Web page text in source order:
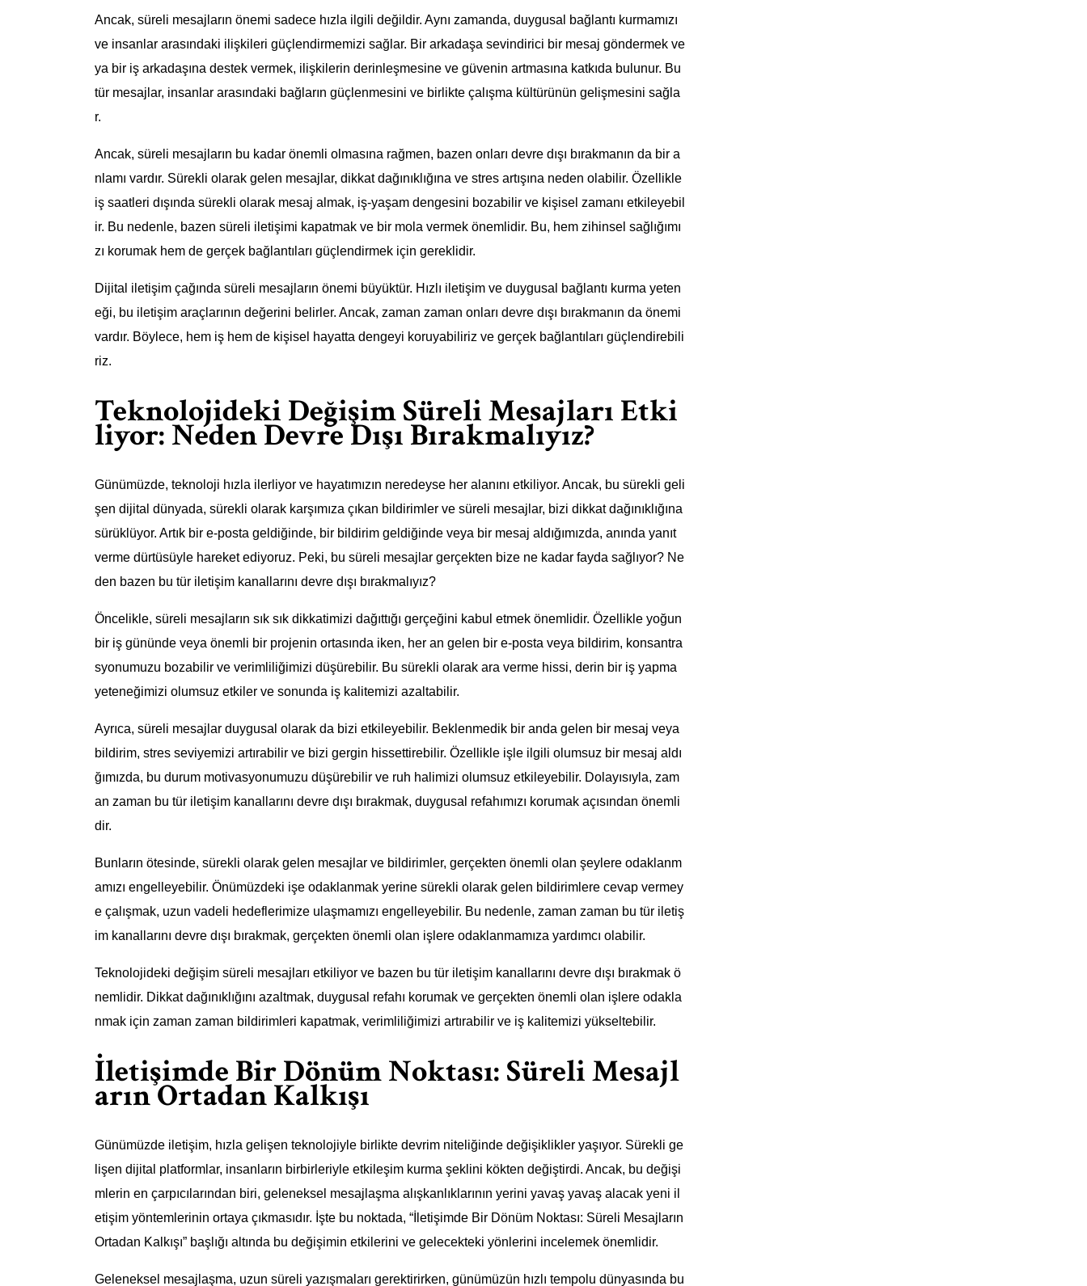
Ancak, süreli mesajların önemi sadece hızla ilgili değildir. Aynı zamanda, duygusal bağlantı kurmamızı
ve insanlar arasındaki ilişkileri güçlendirmemizi sağlar. Bir arkadaşa sevindirici bir mesaj göndermek ve
ya bir iş arkadaşına destek vermek, ilişkilerin derinleşmesine ve güvenin artmasına katkıda bulunur. Bu
tür mesajlar, insanlar arasındaki bağların güçlenmesini ve birlikte çalışma kültürünün gelişmesini sağla
r.
Ancak, süreli mesajların bu kadar önemli olmasına rağmen, bazen onları devre dışı bırakmanın da bir a
nlamı vardır. Sürekli olarak gelen mesajlar, dikkat dağınıklığına ve stres artışına neden olabilir. Özellikle
iş saatleri dışında sürekli olarak mesaj almak, iş-yaşam dengesini bozabilir ve kişisel zamanı etkileyebil
ir. Bu nedenle, bazen süreli iletişimi kapatmak ve bir mola vermek önemlidir. Bu, hem zihinsel sağlığımı
zı korumak hem de gerçek bağlantıları güçlendirmek için gereklidir.
Dijital iletişim çağında süreli mesajların önemi büyüktür. Hızlı iletişim ve duygusal bağlantı kurma yeten
eği, bu iletişim araçlarının değerini belirler. Ancak, zaman zaman onları devre dışı bırakmanın da önemi
vardır. Böylece, hem iş hem de kişisel hayatta dengeyi koruyabiliriz ve gerçek bağlantıları güçlendirebili
riz.
Teknolojideki Değişim Süreli Mesajları Etki
liyor: Neden Devre Dışı Bırakmalıyız?
Günümüzde, teknoloji hızla ilerliyor ve hayatımızın neredeyse her alanını etkiliyor. Ancak, bu sürekli geli
şen dijital dünyada, sürekli olarak karşımıza çıkan bildirimler ve süreli mesajlar, bizi dikkat dağınıklığına
sürüklüyor. Artık bir e-posta geldiğinde, bir bildirim geldiğinde veya bir mesaj aldığımızda, anında yanıt
verme dürtüsüyle hareket ediyoruz. Peki, bu süreli mesajlar gerçekten bize ne kadar fayda sağlıyor? Ne
den bazen bu tür iletişim kanallarını devre dışı bırakmalıyız?
Öncelikle, süreli mesajların sık sık dikkatimizi dağıttığı gerçeğini kabul etmek önemlidir. Özellikle yoğun
bir iş gününde veya önemli bir projenin ortasında iken, her an gelen bir e-posta veya bildirim, konsantra
syonumuzu bozabilir ve verimliliğimizi düşürebilir. Bu sürekli olarak ara verme hissi, derin bir iş yapma
yeteneğimizi olumsuz etkiler ve sonunda iş kalitemizi azaltabilir.
Ayrıca, süreli mesajlar duygusal olarak da bizi etkileyebilir. Beklenmedik bir anda gelen bir mesaj veya
bildirim, stres seviyemizi artırabilir ve bizi gergin hissettirebilir. Özellikle işle ilgili olumsuz bir mesaj aldı
ğımızda, bu durum motivasyonumuzu düşürebilir ve ruh halimizi olumsuz etkileyebilir. Dolayısıyla, zam
an zaman bu tür iletişim kanallarını devre dışı bırakmak, duygusal refahımızı korumak açısından önemli
dir.
Bunların ötesinde, sürekli olarak gelen mesajlar ve bildirimler, gerçekten önemli olan şeylere odaklanm
amızı engelleyebilir. Önümüzdeki işe odaklanmak yerine sürekli olarak gelen bildirimlere cevap vermey
e çalışmak, uzun vadeli hedeflerimize ulaşmamızı engelleyebilir. Bu nedenle, zaman zaman bu tür iletiş
im kanallarını devre dışı bırakmak, gerçekten önemli olan işlere odaklanmamıza yardımcı olabilir.
Teknolojideki değişim süreli mesajları etkiliyor ve bazen bu tür iletişim kanallarını devre dışı bırakmak ö
nemlidir. Dikkat dağınıklığını azaltmak, duygusal refahı korumak ve gerçekten önemli olan işlere odakla
nmak için zaman zaman bildirimleri kapatmak, verimliliğimizi artırabilir ve iş kalitemizi yükseltebilir.
İletişimde Bir Dönüm Noktası: Süreli Mesajl
arın Ortadan Kalkışı
Günümüzde iletişim, hızla gelişen teknolojiyle birlikte devrim niteliğinde değişiklikler yaşıyor. Sürekli ge
lişen dijital platformlar, insanların birbirleriyle etkileşim kurma şeklini kökten değiştirdi. Ancak, bu değişi
mlerin en çarpıcılarından biri, geleneksel mesajlaşma alışkanlıklarının yerini yavaş yavaş alacak yeni il
etişim yöntemlerinin ortaya çıkmasıdır. İşte bu noktada, “İletişimde Bir Dönüm Noktası: Süreli Mesajların
Ortadan Kalkışı” başlığı altında bu değişimin etkilerini ve gelecekteki yönlerini incelemek önemlidir.
Geleneksel mesajlaşma, uzun süreli yazışmaları gerektirirken, günümüzün hızlı tempolu dünyasında bu